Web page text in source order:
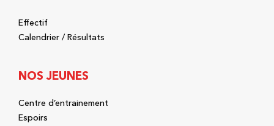
Effectif
Calendrier / Résultats
NOS JEUNES
Centre d’entrainement
Espoirs